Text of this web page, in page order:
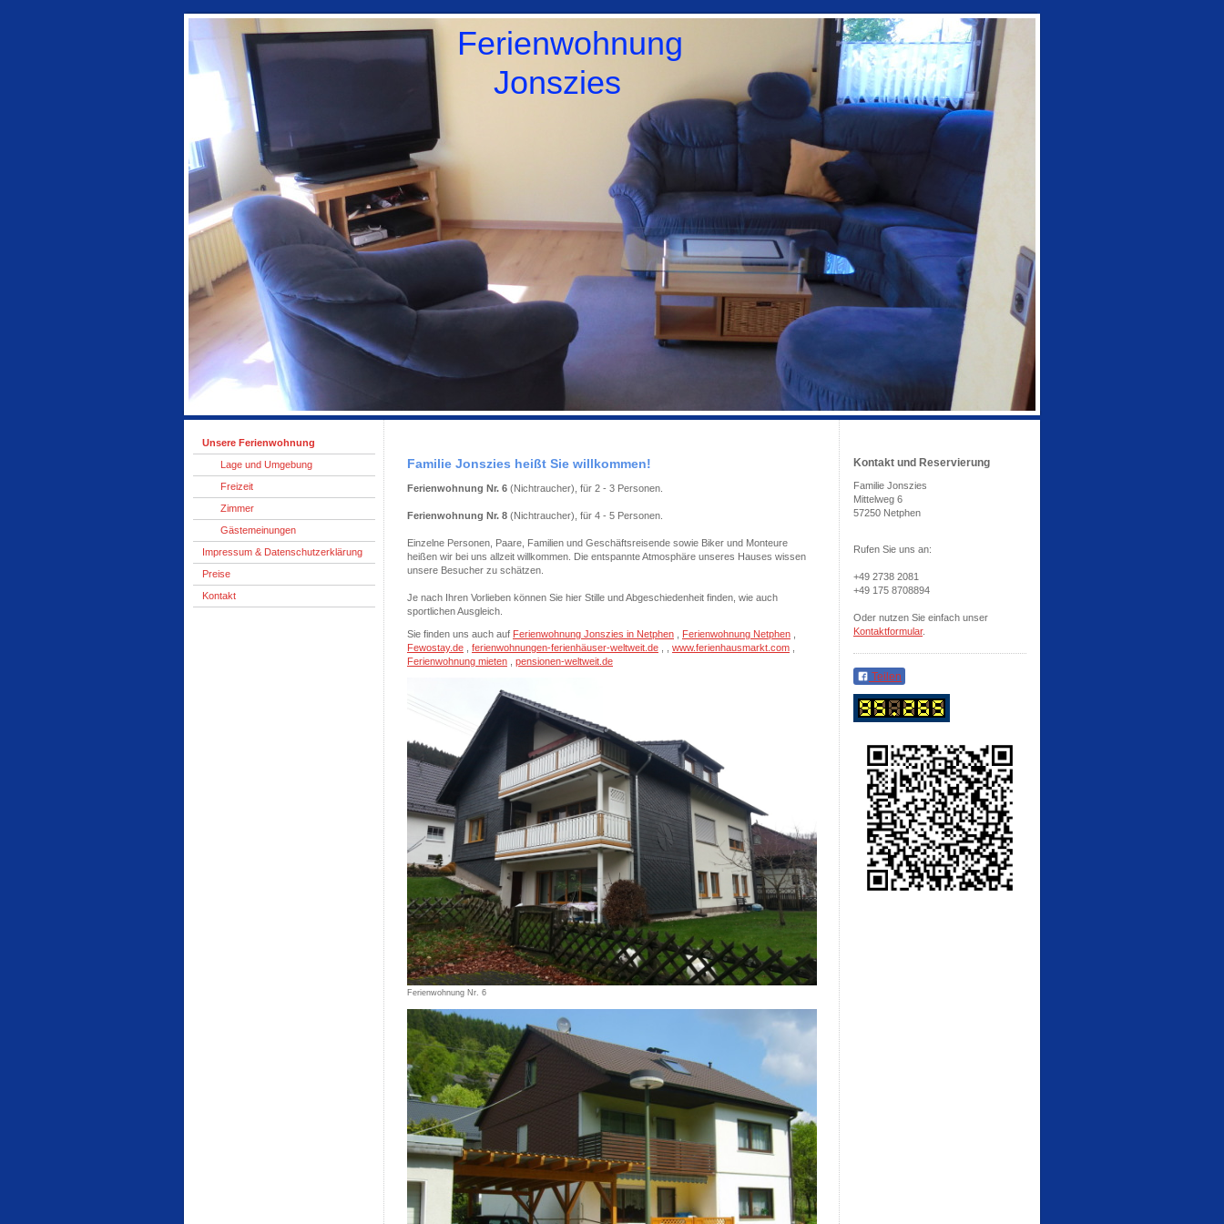
Ferienwohnung
Jonszies
Unsere Ferienwohnung
Lage und Umgebung
Freizeit
Zimmer
Gästemeinungen
Impressum & Datenschutzerklärung
Preise
Kontakt
Familie Jonszies heißt Sie willkommen!
Ferienwohnung Nr. 6 (Nichtraucher), für 2 - 3 Personen.
Ferienwohnung Nr. 8 (Nichtraucher), für 4 - 5 Personen.
Einzelne Personen, Paare, Familien und Geschäftsreisende sowie Biker und Monteure
heißen wir bei uns allzeit willkommen. Die entspannte Atmosphäre unseres Hauses wissen
unsere Besucher zu schätzen.
Je nach Ihren Vorlieben können Sie hier Stille und Abgeschiedenheit finden, wie auch
sportlichen Ausgleich.
Sie finden uns auch auf Ferienwohnung Jonszies in Netphen Ferienwohnung Netphen
Fewostay.de
ferienwohnungen-ferienhäuser-weltweit.de www.ferienhausmarkt.com
Ferienwohnung mieten
pensionen-weltweit.de
Ferienwohnung Nr. 6
Kontakt und Reservierung
Familie Jonszies
Mittelweg 6
57250 Netphen
Rufen Sie uns an:
+49 2738 2081
+49 175 8708894
Oder nutzen Sie einfach unser
Kontaktformular.
Teilen